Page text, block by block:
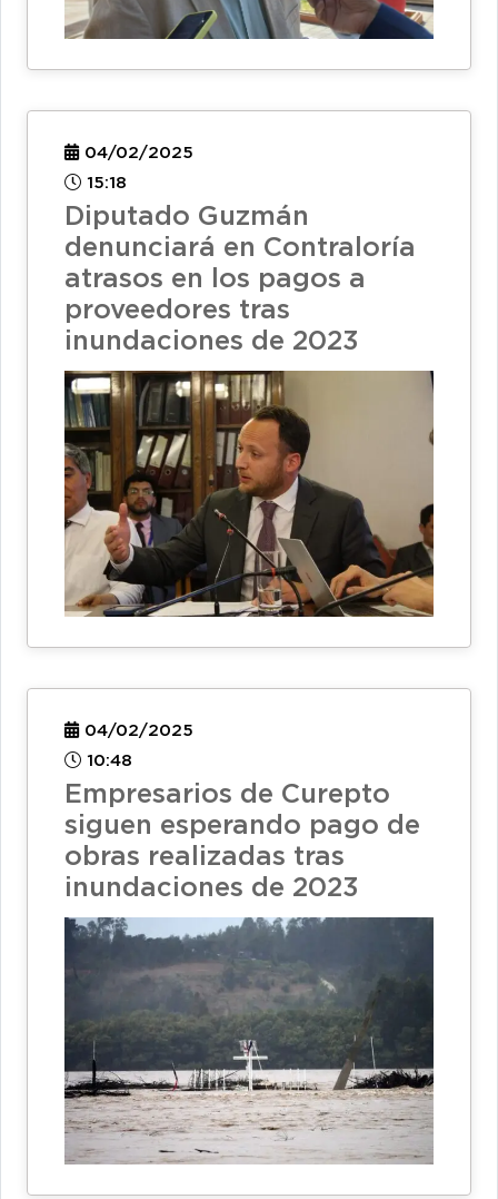
04/02/2025
15:18
Diputado Guzmán
denunciará en Contraloría
atrasos en los pagos a
proveedores tras
inundaciones de 2023
04/02/2025
10:48
Empresarios de Curepto
siguen esperando pago de
obras realizadas tras
inundaciones de 2023